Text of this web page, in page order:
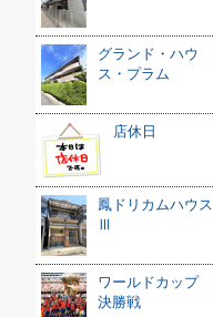
グランド・ハウ
ス・プラム
店休日
鳳ドリカムハウス
Ⅲ
ワールドカップ
決勝戦